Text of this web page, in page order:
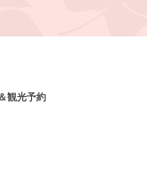
観光予約